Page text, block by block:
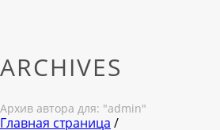
ARCHIVES
Архив автора для: "admin"
Главная страница /